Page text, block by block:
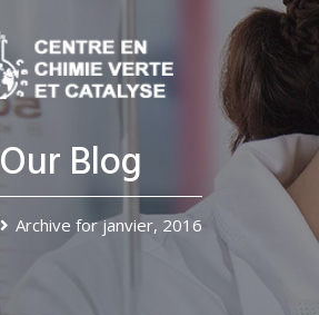
Our Blog
Archive for janvier, 2016